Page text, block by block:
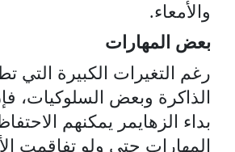
والأمعاء.
بعض المهارات
رغم التغيرات الكبيرة التي
الذاكرة وبعض السلوكيات،
بداء الزهايمر يمكنهم
المهارات حتى ولو تفاقمت